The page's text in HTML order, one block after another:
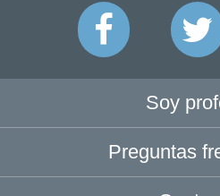
Soy
Preguntas